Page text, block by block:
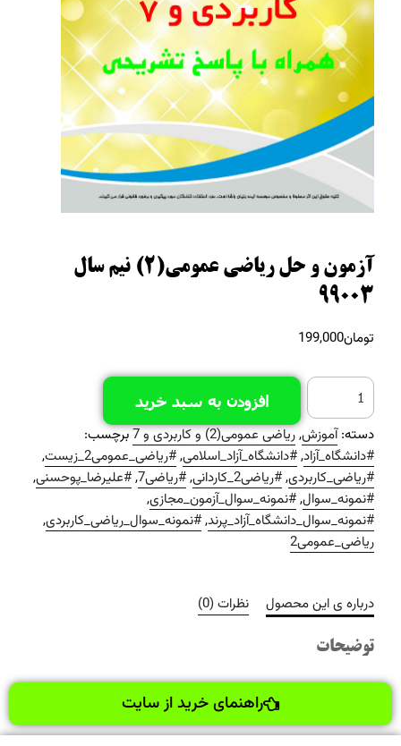
آزمون و حل ریاضی عمومی(2) نیم سال
99003
تومان199,000
افزودن به سبد خرید
دسته:آموزش,ریاضی عمومی(2) و کاربردی و 7
برچسب:
#دانشگاه_آزاد,#دانشگاه_آزاد_اسلامی,#ریاضی_عمومی2_زیست
,
#ریاضی_کاربردی,#ریاضی2_کاردانی ,#ریاضی7 ,#علیرضا_پوحسنی,
#نمونه_سوال,#نمونه_سوال_آزمون_مجازی,
#نمونه_سوال_دانشگاه_آزاد_پرند,#نمونه_سوال_ریاضی_کاربردی,
ریاضی_عمومی2
درباره ی این محصول نظرات (0)
توضیحات
راهنمای خرید از سایت